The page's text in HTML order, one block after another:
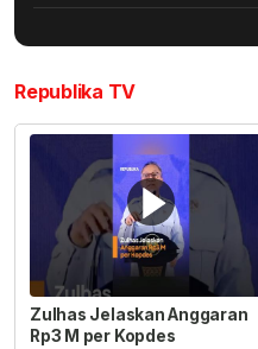
Republika TV
Zulhas Jelaskan Anggaran
Rp3 M per Kopdes